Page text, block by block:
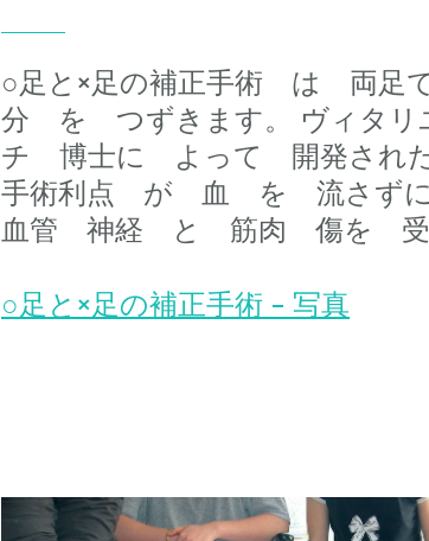
○足と×足の補正手術 は 両足
分 を つずきます。 ヴィタリ
チ 博士に よって 開発され
手術利点 が 血 を 流さずに
血管 神経 と 筋肉 傷を 受
○足と×足の補正手術 - 写真